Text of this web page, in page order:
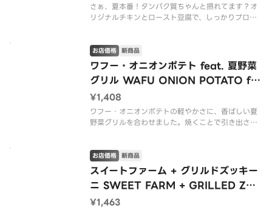
さぁ、夏本番！タンパク質ちゃんと摂れてます？オ
リジナルチキンとロースト豆腐で、しっかりプロテ
にアップデート！（v ヴィーガン）
※アレルゲン情報はCRISP SALA
ワフー・オニオンポテト feat. 夏野菜
グリル WAFU ONION POTATO fe
at. MIXED SUMMER VEGGIES
お店価格 新商品
¥1,408
ワフー・オニオンポテトの軽やかさに、香ばしい夏
野菜グリルを合わせました。焼くことで引き出され
足感はそのままに、野菜の爽やかさも加わった限定
ワフーです。（*グルテンを含む
スイートファーム + グリルドズッキー
ニ SWEET FARM + GRILLED ZUC
CHINI
お店価格 新商品
¥1,463